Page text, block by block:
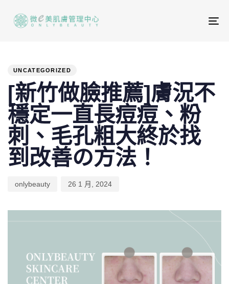
UNCATEGORIZED
[新竹做臉推薦]膚況不
穩定一直長痘痘、粉
刺、毛孔粗大終於找
到改善の方法！
onlybeauty 26 1 月, 2024